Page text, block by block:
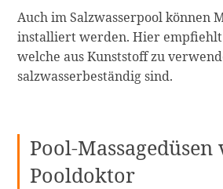
Auch im Salzwasserpool können
installiert werden. Hier empfiehlt
welche aus Kunststoff zu
salzwasserbeständig sind.
Pool-Massagedüsen
Pooldoktor